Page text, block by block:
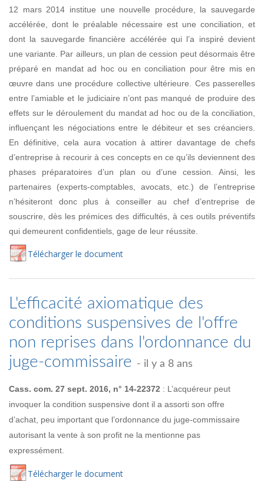
12 mars 2014 institue une nouvelle procédure, la sauvegarde
accélérée, dont le préalable nécessaire est une conciliation, et
dont la sauvegarde financière accélérée qui l’a inspiré devient
une variante. Par ailleurs, un plan de cession peut désormais être
préparé en mandat ad hoc ou en conciliation pour être mis en
œuvre dans une procédure collective ultérieure. Ces passerelles
entre l’amiable et le judiciaire n’ont pas manqué de produire des
effets sur le déroulement du mandat ad hoc ou de la conciliation,
influençant les négociations entre le débiteur et ses créanciers.
En définitive, cela aura vocation à attirer davantage de chefs
d’entreprise à recourir à ces concepts en ce qu’ils deviennent des
phases préparatoires d’un plan ou d’une cession. Ainsi, les
partenaires (experts-comptables, avocats, etc.) de l’entreprise
n’hésiteront donc plus à conseiller au chef d’entreprise de
souscrire, dès les prémices des difficultés, à ces outils préventifs
qui demeurent confidentiels, gage de leur réussite.
Télécharger le document
L'efficacité axiomatique des
conditions suspensives de l'offre
non reprises dans l'ordonnance du
juge-commissaire - il y a 8 ans
Cass. com. 27 sept. 2016, n° 14-22372 : L’acquéreur peut
invoquer la condition suspensive dont il a assorti son offre
d’achat, peu important que l’ordonnance du juge-commissaire
autorisant la vente à son profit ne la mentionne pas
expressément.
Télécharger le document